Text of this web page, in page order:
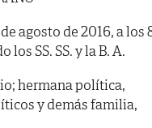
agosto de 2016, a los
SS. SS. y la B. A.
hermana política,
y demás familia,